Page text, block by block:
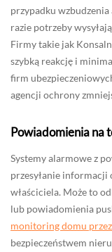
przypadku
razie potrzeby
Firmy takie jak
szybką reakcję i
firm
agencji ochrony
Powiadomienia na
Systemy alarmowe z
przesyłanie informacji
właściciela. Może to
lub powiadomienia
monitoring domu
bezpieczeństwem